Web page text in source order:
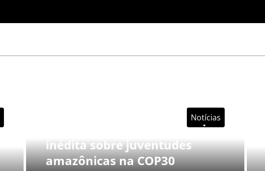
COJOVEM apresenta pesquisa
inédita sobre juventudes
amazônicas na COP30
Notícias